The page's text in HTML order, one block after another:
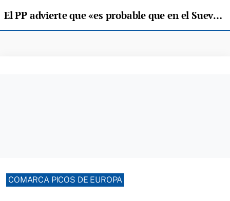
El PP advierte que «es probable que en el Sueve haya una manada de lobos»
COMARCA PICOS DE EUROPA